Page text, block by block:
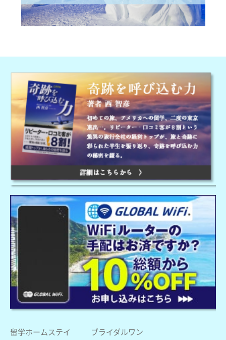
留学ホームステイ
ブライダルワン